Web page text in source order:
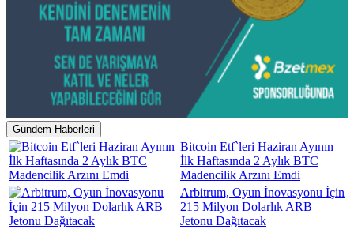
Gündem Haberleri
Bitcoin Etf`leri Haziran Ayının
İlk Haftasında 2 Aylık BTC
Madencilik Arzını Emdi
Arbitrum, Oyun İnovasyonu İçin
215 Milyon Dolarlık ARB
Jetonu Dağıtacak